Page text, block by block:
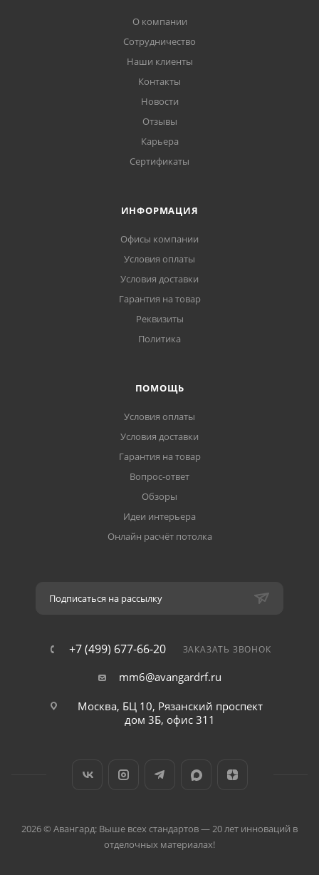
О компании
Сотрудничество
Наши клиенты
Контакты
Новости
Отзывы
Карьера
Сертификаты
ИНФОРМАЦИЯ
Офисы компании
Условия оплаты
Условия доставки
Гарантия на товар
Реквизиты
Политика
ПОМОЩЬ
Условия оплаты
Условия доставки
Гарантия на товар
Вопрос-ответ
Обзоры
Идеи интерьера
Онлайн расчёт потолка
Подписаться на рассылку
+7 (499) 677-66-20 ЗАКАЗАТЬ ЗВОНОК
mm6@avangardrf.ru
Москва, БЦ 10, Рязанский проспект
дом 3Б, офис 311
2026 © Авангард: Выше всех стандартов — 20 лет инноваций в
отделочных материалах!